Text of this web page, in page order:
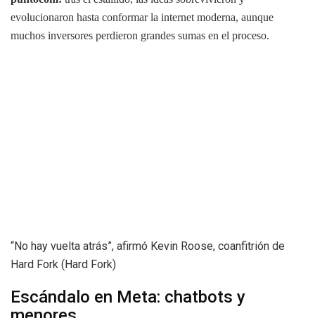
evolucionaron hasta conformar la internet moderna, aunque
muchos inversores perdieron grandes sumas en el proceso.
“No hay vuelta atrás”, afirmó Kevin Roose, coanfitrión de
Hard Fork (Hard Fork)
Escándalo en Meta: chatbots y